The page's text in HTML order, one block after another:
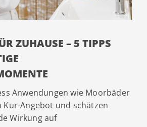
ZUHAUSE – 5 TIPPS
Anwendungen wie Moorbäder
Angebot und schätzen
Wirkung auf